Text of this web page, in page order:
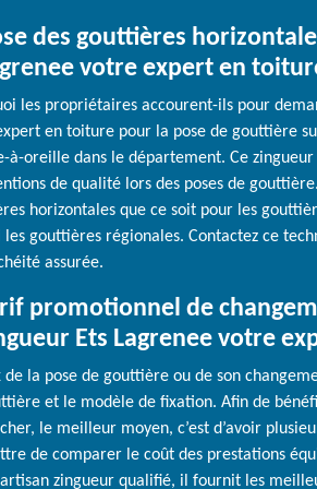
des gouttières
votre expert en
les propriétaires accourent-ils pour
en toiture pour la pose de gouttière
à-oreille dans le département. Ce
de qualité lors des poses de
horizontales que ce soit pour les
les gouttières régionales. Contactez ce
assurée.
promotionnel de
Ets Lagrenee votre
de la pose de gouttière ou de son
et le modèle de fixation. Afin de
le meilleur moyen, c’est d’avoir
de comparer le coût des prestations
zingueur qualifié, il fournit les